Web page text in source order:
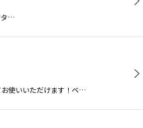
タ…
使いいただけます！ベ…